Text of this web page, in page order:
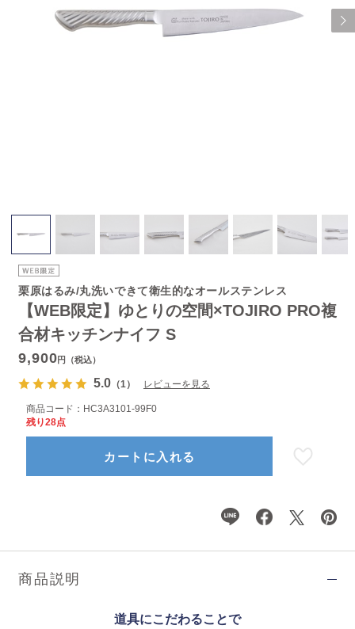
Next
【WEB限定】ゆとりの空間×TOJIRO PRO複
合材キッチンナイフ S
栗原はるみ/丸洗いできて衛生的なオールステンレス
9,900円（税込）
5.0（1） レビューを見る
商品コード： HC3A3101-99F0
残り28点
カートに入れる
商品説明
道具にこだわることで